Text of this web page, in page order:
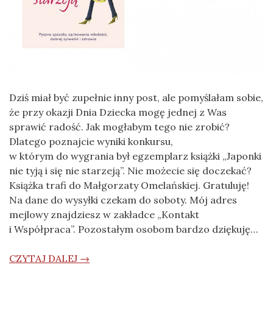
Dziś miał być zupełnie inny post, ale pomyślałam sobie,
że przy okazji Dnia Dziecka mogę jednej z Was
sprawić radość. Jak mogłabym tego nie zrobić?
Dlatego poznajcie wyniki konkursu,
w którym do wygrania był egzemplarz książki „Japonki
nie tyją i się nie starzeją”. Nie możecie się doczekać?
Książka trafi do Małgorzaty Omelańskiej. Gratuluję!
Na dane do wysyłki czekam do soboty. Mój adres
mejlowy znajdziesz w zakładce „Kontakt
i Współpraca”. Pozostałym osobom bardzo dziękuję…
CZYTAJ DALEJ →